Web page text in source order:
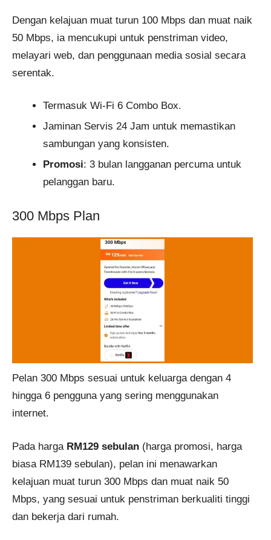
Dengan kelajuan muat turun 100 Mbps dan muat naik
50 Mbps, ia mencukupi untuk penstriman video,
melayari web, dan penggunaan media sosial secara
serentak.
Termasuk Wi-Fi 6 Combo Box.
Jaminan Servis 24 Jam untuk memastikan
sambungan yang konsisten.
Promosi: 3 bulan langganan percuma untuk
pelanggan baru.
300 Mbps Plan
Pelan 300 Mbps sesuai untuk keluarga dengan 4
hingga 6 pengguna yang sering menggunakan
internet.
Pada harga RM129 sebulan (harga promosi, harga
biasa RM139 sebulan), pelan ini menawarkan
kelajuan muat turun 300 Mbps dan muat naik 50
Mbps, yang sesuai untuk penstriman berkualiti tinggi
dan bekerja dari rumah.